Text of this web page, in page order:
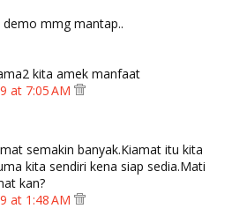
mmg mantap..
kita amek manfaat
at 7:05 AM
semakin banyak.Kiamat itu kita
kita sendiri kena siap sedia.Mati
kan?
at 1:48 AM